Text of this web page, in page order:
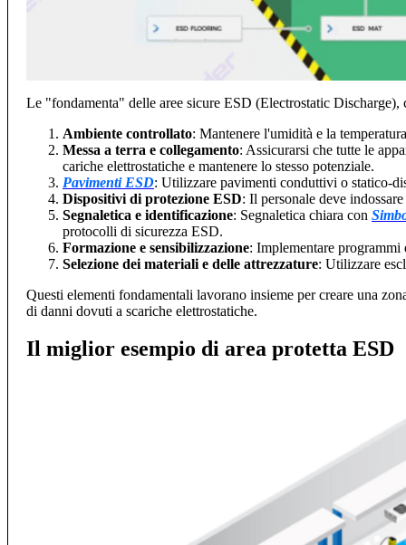
Le "fondamenta" delle aree sicure ESD (Electrostatic
Ambiente controllato: Mantenere l'umidità e la
Messa a terra e collegamento: Assicurarsi che tutte le
cariche elettrostatiche e mantenere lo stesso potenziale.
Pavimenti ESD: Utilizzare pavimenti conduttivi o statico-
Dispositivi di protezione ESD: Il personale deve
Segnaletica e identificazione: Segnaletica chiara con
protocolli di sicurezza ESD.
Formazione e sensibilizzazione: Implementare
Selezione dei materiali e delle attrezzature: Utilizzare
Questi elementi fondamentali lavorano insieme per creare una
di danni dovuti a scariche elettrostatiche.
Il miglior esempio di area protetta ESD